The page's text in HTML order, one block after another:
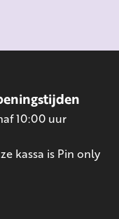
10:00 uur
kassa is Pin only